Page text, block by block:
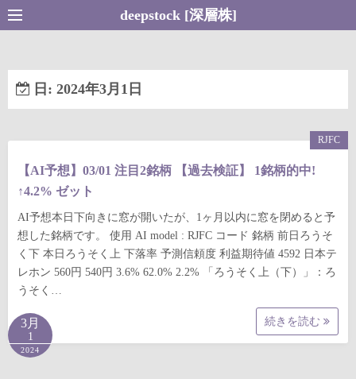
コ
ン
ン
へ
deepstock [深層株]
日: 2024年3月1日
【AI予想】03/01 注目2銘柄 【過去検証】 1銘柄的中!
↑4.2% ゼット
AI予想本日下向きに窓が開いたが、1ヶ月以内に窓を閉めると予
想した銘柄です。 使用 AI model : RJFC コード 銘柄 前日ろうそ
く下 本日ろうそく上 下落率 予測信頼度 利益期待値 4592 日本テ
レホン 560円 540円 3.6% 62.0% 2.2% 「ろうそく上（下）」：ろ
うそく…
続きを読む
RJFC
3月
1
2024